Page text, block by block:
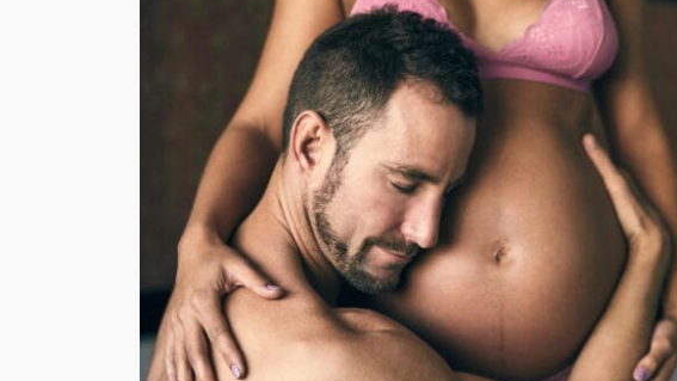
ZDROWIE
GDZIE SPECJALIŚCI
ZAMAWIAJĄ MATERIAŁY
MEDYCZNE?
Weronika Słomczewska 27.03.2026